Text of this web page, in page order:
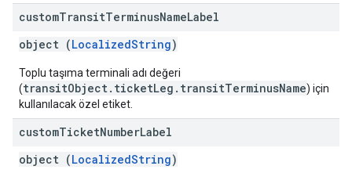
customTransitTerminusNameLabel
object (LocalizedString)
Toplu taşıma terminali adı değeri
(transitObject.ticketLeg.transitTerminusName) için
kullanılacak özel etiket.
customTicketNumberLabel
object (LocalizedString)